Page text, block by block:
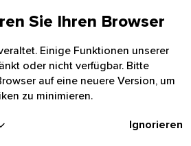
Sie Ihren Browser
Einige Funktionen unserer
oder nicht verfügbar. Bitte
auf eine neuere Version, um
zu minimieren.
Ignorieren